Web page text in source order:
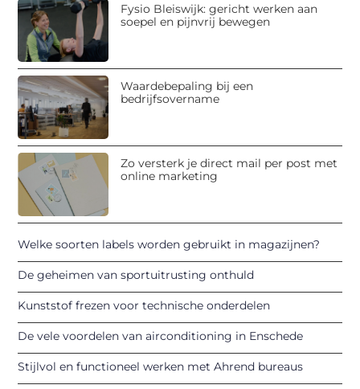
Fysio Bleiswijk: gericht werken aan
soepel en pijnvrij bewegen
Waardebepaling bij een
bedrijfsovername
Zo versterk je direct mail per post met
online marketing
Welke soorten labels worden gebruikt in magazijnen?
De geheimen van sportuitrusting onthuld
Kunststof frezen voor technische onderdelen
De vele voordelen van airconditioning in Enschede
Stijlvol en functioneel werken met Ahrend bureaus